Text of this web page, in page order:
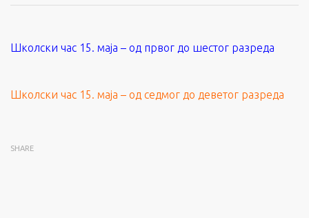
Школски час 15. маја – од првог до шестог разреда
Школски час 15. маја – од седмог до деветог разреда
SHARE